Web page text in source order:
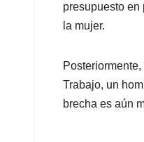
presupuesto en
la mujer.
Trabajo, un
brecha es aún